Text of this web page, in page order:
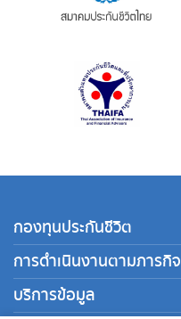
กองทุนประกันชีวิต
การดำเนินงานตามภารกิจ
บริการข้อมูล